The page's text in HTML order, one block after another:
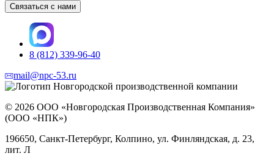
Связаться с нами
8 (812) 339-96-40
mail@npc-53.ru
© 2026 ООО «Новгородская Производственная Компания»
(ООО «НПК»)
196650, Санкт-Петербург, Колпино, ул. Финляндская, д. 23,
лит. Л